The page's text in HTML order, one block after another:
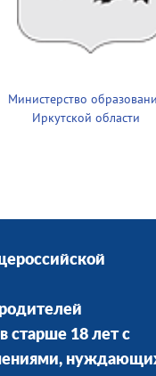
Министерство
Иркутской области
старше 18 лет с